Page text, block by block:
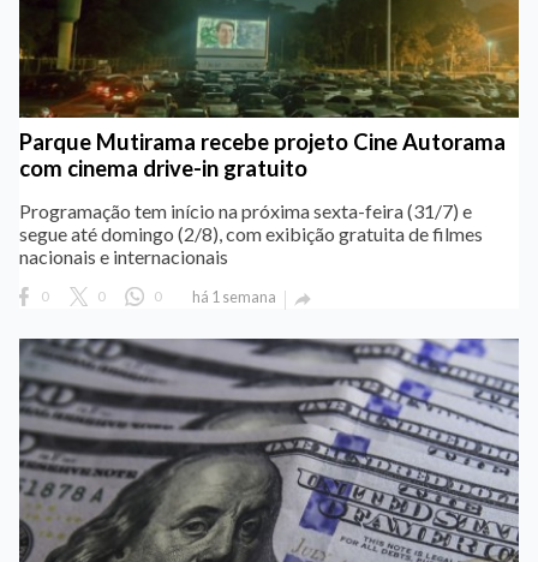
Parque Mutirama recebe projeto Cine Autorama
com cinema drive-in gratuito
Programação tem início na próxima sexta-feira (31/7) e
segue até domingo (2/8), com exibição gratuita de filmes
nacionais e internacionais
0 0 0 há 1 semana 